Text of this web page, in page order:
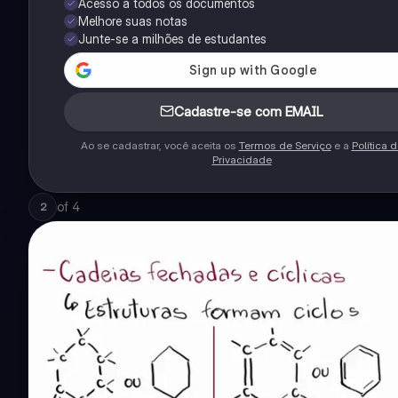
Acesso a todos os documentos
Melhore suas notas
Junte-se a milhões de estudantes
Cadastre-se com EMAIL
Ao se cadastrar, você aceita os Termos de Serviçoe a Política
Privacidade
2 of 4